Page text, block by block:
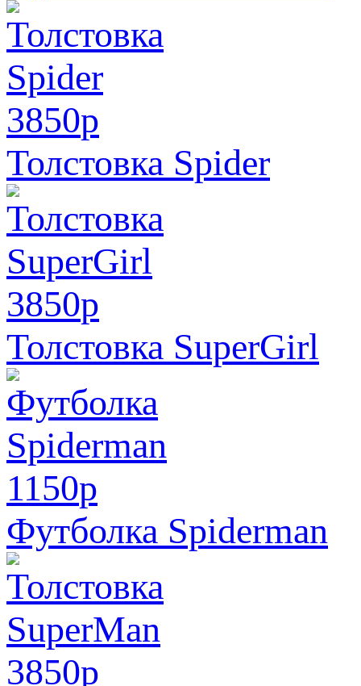
3850p
Толстовка Spider
3850p
Толстовка SuperGirl
1150p
Футболка Spiderman
3850p